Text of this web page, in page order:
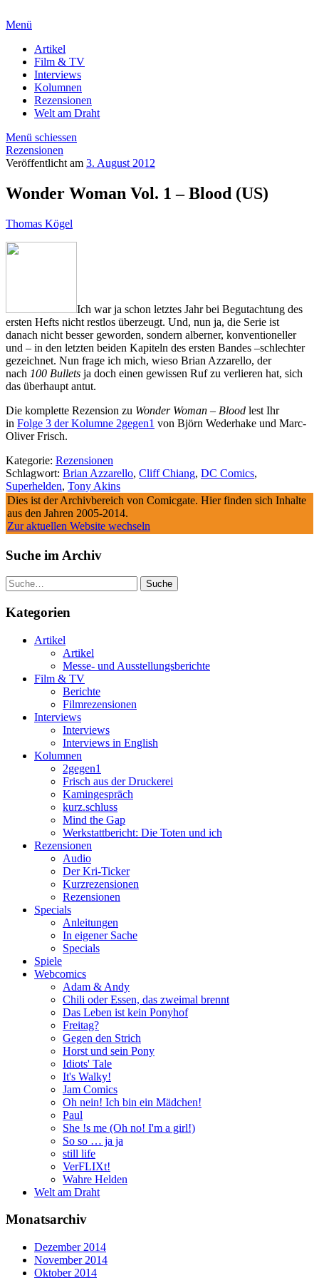
Menü
Artikel
Film & TV
Interviews
Kolumnen
Rezensionen
Welt am Draht
Menü schiessen
Rezensionen
Veröffentlicht am 3. August 2012
Wonder Woman Vol. 1 – Blood (US)
Thomas Kögel
Ich war ja schon letztes Jahr bei Begutachtung des
ersten Hefts nicht restlos überzeugt. Und, nun ja, die Serie ist
danach nicht besser geworden, sondern alberner, konventioneller
und – in den letzten beiden Kapiteln des ersten Bandes –schlechter
gezeichnet. Nun frage ich mich, wieso Brian Azzarello, der
nach 100 Bullets ja doch einen gewissen Ruf zu verlieren hat, sich
das überhaupt antut.
Die komplette Rezension zu Wonder Woman – Blood lest Ihr
in Folge 3 der Kolumne 2gegen1 von Björn Wederhake und Marc-
Oliver Frisch.
Kategorie: Rezensionen
Schlagwort: Brian Azzarello, Cliff Chiang, DC Comics,
Superhelden, Tony Akins
Dies ist der Archivbereich von Comicgate. Hier finden sich Inhalte
aus den Jahren 2005-2014.
Zur aktuellen Website wechseln
Suche im Archiv
Suche
Kategorien
Artikel
Artikel
Messe- und Ausstellungsberichte
Film & TV
Berichte
Filmrezensionen
Interviews
Interviews
Interviews in English
Kolumnen
2gegen1
Frisch aus der Druckerei
Kamingespräch
kurz.schluss
Mind the Gap
Werkstattbericht: Die Toten und ich
Rezensionen
Audio
Der Kri-Ticker
Kurzrezensionen
Rezensionen
Specials
Anleitungen
In eigener Sache
Specials
Spiele
Webcomics
Adam & Andy
Chili oder Essen, das zweimal brennt
Das Leben ist kein Ponyhof
Freitag?
Gegen den Strich
Horst und sein Pony
Idiots' Tale
It's Walky!
Jam Comics
Oh nein! Ich bin ein Mädchen!
Paul
She !s me (Oh no! I'm a girl!)
So so … ja ja
still life
VerFLIXt!
Wahre Helden
Welt am Draht
Monatsarchiv
Dezember 2014
November 2014
Oktober 2014